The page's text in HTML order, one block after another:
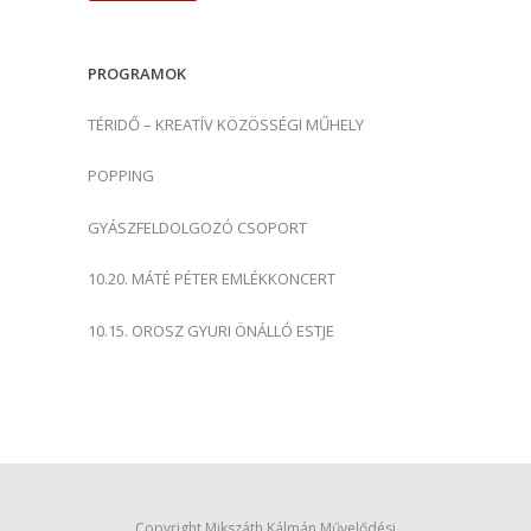
:PROGRAMOK
TÉRIDŐ – KREATÍV KÖZÖSSÉGI MŰHELY
POPPING
GYÁSZFELDOLGOZÓ CSOPORT
10.20. MÁTÉ PÉTER EMLÉKKONCERT
10.15. OROSZ GYURI ÖNÁLLÓ ESTJE